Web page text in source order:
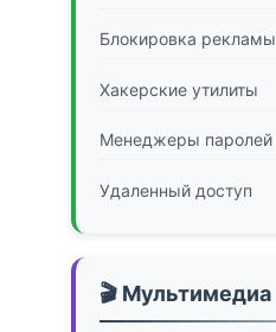
Блокировка рекламы
Хакерские утилиты
Менеджеры паролей
Удаленный доступ
🎬 Мультимедиа